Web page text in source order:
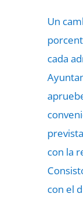
Un
cada
con la
con el